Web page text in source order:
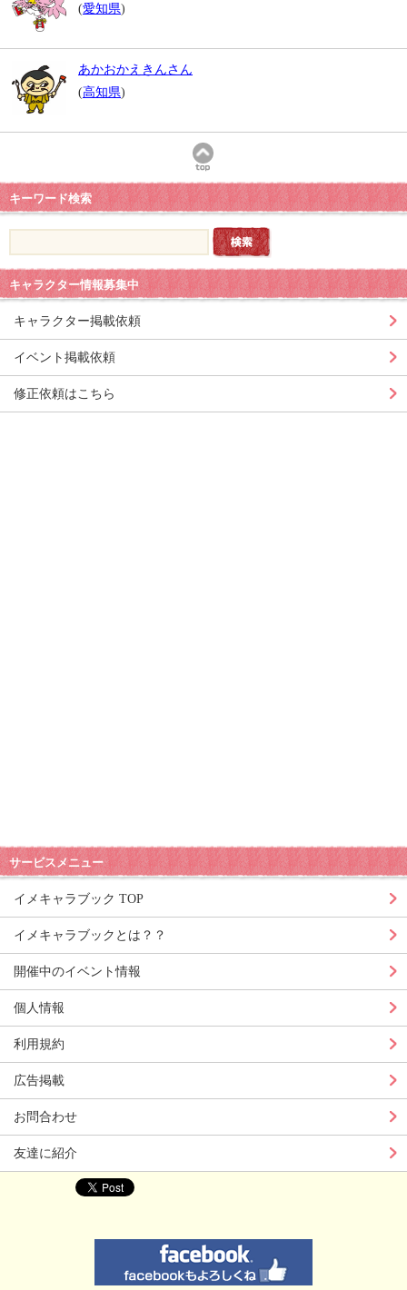
(愛知県)
あかおかえきんさん
(高知県)
キーワード検索
キャラクター情報募集中
キャラクター掲載依頼
イベント掲載依頼
修正依頼はこちら
サービスメニュー
イメキャラブック TOP
イメキャラブックとは？？
開催中のイベント情報
個人情報
利用規約
広告掲載
お問合わせ
友達に紹介